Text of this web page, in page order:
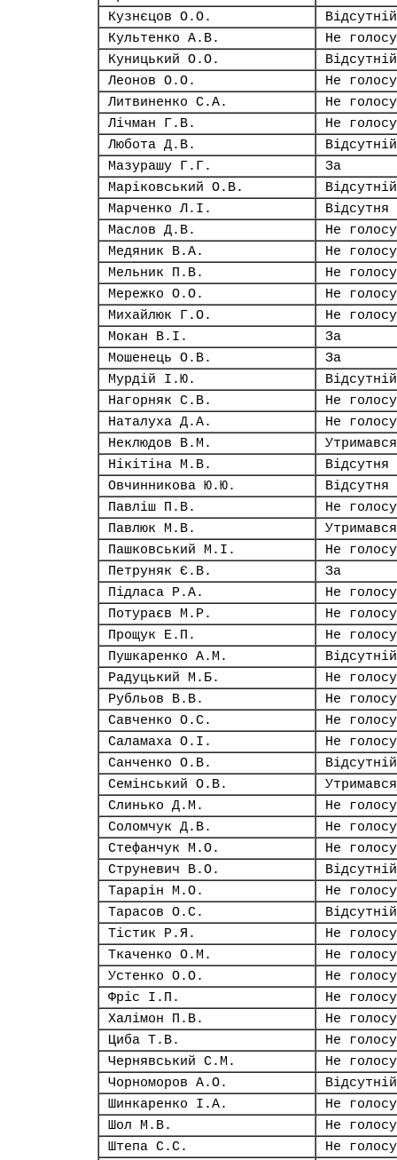
Кузнєцов О.О.
Відсутній
Культенко А.В.
Не
Куницький О.О.
Відсутній
Леонов О.О.
Не
Литвиненко С.А.
Не
Лічман Г.В.
Не
Любота Д.В.
Відсутній
Мазурашу Г.Г.
За
Маріковський О.В.
Відсутній
Марченко Л.І.
Відсутня
Маслов Д.В.
Не
Медяник В.А.
Не
Мельник П.В.
Не
Мережко О.О.
Не
Михайлюк Г.О.
Не
Мокан В.І.
За
Мошенець О.В.
За
Мурдій І.Ю.
Відсутній
Нагорняк С.В.
Не
Наталуха Д.А.
Не
Неклюдов В.М.
Утримався
Нікітіна М.В.
Відсутня
Овчинникова Ю.Ю.
Відсутня
Павліш П.В.
Не
Павлюк М.В.
Утримався
Пашковський М.І.
Не
Петруняк Є.В.
За
Підласа Р.А.
Не
Потураєв М.Р.
Не
Прощук Е.П.
Не
Пушкаренко А.М.
Відсутній
Радуцький М.Б.
Не
Рубльов В.В.
Не
Савченко О.С.
Не
Саламаха О.І.
Не
Санченко О.В.
Відсутній
Семінський О.В.
Утримався
Слинько Д.М.
Не
Соломчук Д.В.
Не
Стефанчук М.О.
Не
Струневич В.О.
Відсутній
Тарарін М.О.
Не
Тарасов О.С.
Відсутній
Тістик Р.Я.
Не
Ткаченко О.М.
Не
Устенко О.О.
Не
Фріс І.П.
Не
Халімон П.В.
Не
Циба Т.В.
Не
Чернявський С.М.
Не
Чорноморов А.О.
Відсутній
Шинкаренко І.А.
Не
Шол М.В.
Не
Штепа С.С.
Не